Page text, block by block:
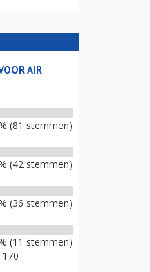
AIR
(81 stemmen)
(42 stemmen)
(36 stemmen)
(11 stemmen)